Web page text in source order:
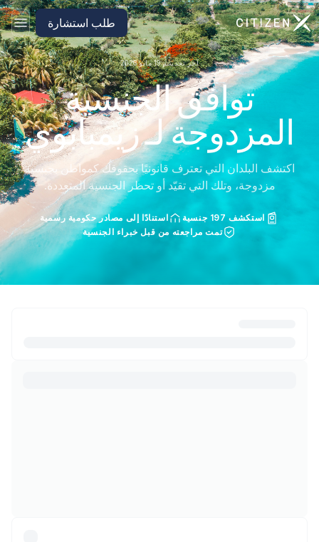
الانتقال إلى الصفحة الرئيسية لـ CitizenX طلب استشارة
آخر تحديث: 19 مايو 2026
توافق الجنسية
المزدوجة لـ زيمبابوي
اكتشف البلدان التي تعترف قانونيًا بحقوقك كمواطن بجنسية
مزدوجة، وتلك التي تقيّد أو تحظر الجنسية المتعددة.
استكشف 197 جنسية
استنادًا إلى مصادر حكومية رسمية
تمت مراجعته من قبل خبراء الجنسية